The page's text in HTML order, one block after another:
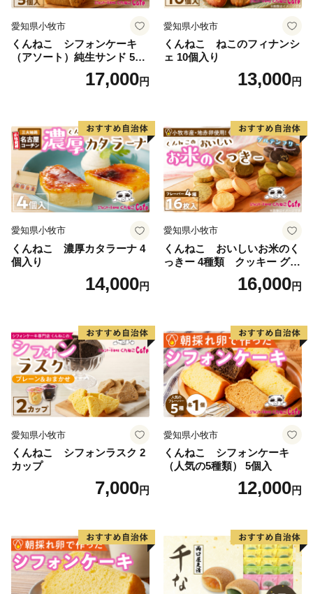
愛知県小牧市
くんねこ シフォンケーキ
（アソート）純生サンド 5個
17,000円
愛知県小牧市
くんねこ ねこのフィナンシ
ェ 10個入り
13,000円
愛知県小牧市
くんねこ 濃厚カタラーナ 4
個入り
14,000円
愛知県小牧市
くんねこ おいしいお米のく
っきー 4種類 クッキー グル
16,000円
愛知県小牧市
くんねこ シフォンラスク 2
カップ
7,000円
愛知県小牧市
くんねこ シフォンケーキ
（人気の5種類） 5個入
12,000円